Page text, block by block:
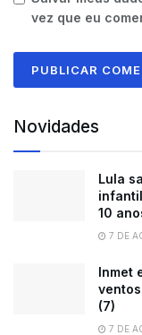
vez que eu
Novidades
Lula
10
7 DE
Inmet
(7)
7 DE